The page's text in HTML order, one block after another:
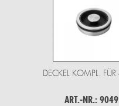
DECKEL KOMPL.
ART.-NR.: